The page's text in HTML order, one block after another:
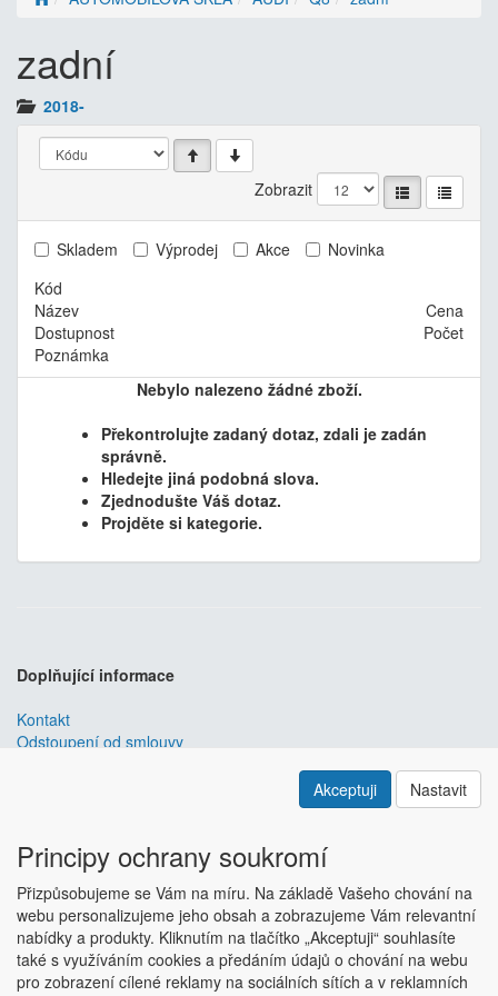
zadní
2018-
Zobrazit
Skladem Výprodej Akce
Novinka
Kód
Název
Cena
Dostupnost
Počet
Poznámka
Nebylo nalezeno žádné zboží.
Překontrolujte zadaný dotaz, zdali je zadán
správně.
Hledejte jiná podobná slova.
Zjednodušte Váš dotaz.
Projděte si kategorie.
Doplňující informace
Kontakt
Odstoupení od smlouvy
je nejlepším řešením e-commerce pro informační
ESHOP dodáváme předpřipravený s uživatelsky příjemnou
responzivní šablonou, která se dá upravit a optimalizovat na míru.
Hlavní výhody? Přehlednost, intuitivní ovládání, administrace a
data ve Vaší ABŘE. Chci zjistit více
Copyright © ABRA Software a.s. 2018
Akceptuji Nastavit
Principy ochrany soukromí
Přizpůsobujeme se Vám na míru. Na základě Vašeho chování na
webu personalizujeme jeho obsah a zobrazujeme Vám relevantní
nabídky a produkty. Kliknutím na tlačítko „Akceptuji“ souhlasíte
také s využíváním cookies a předáním údajů o chování na webu
pro zobrazení cílené reklamy na sociálních sítích a v reklamních